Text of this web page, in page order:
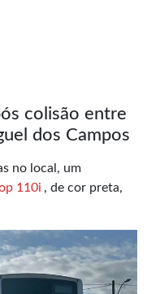
colisão entre
dos Campos
no local, um
110i , de cor preta,